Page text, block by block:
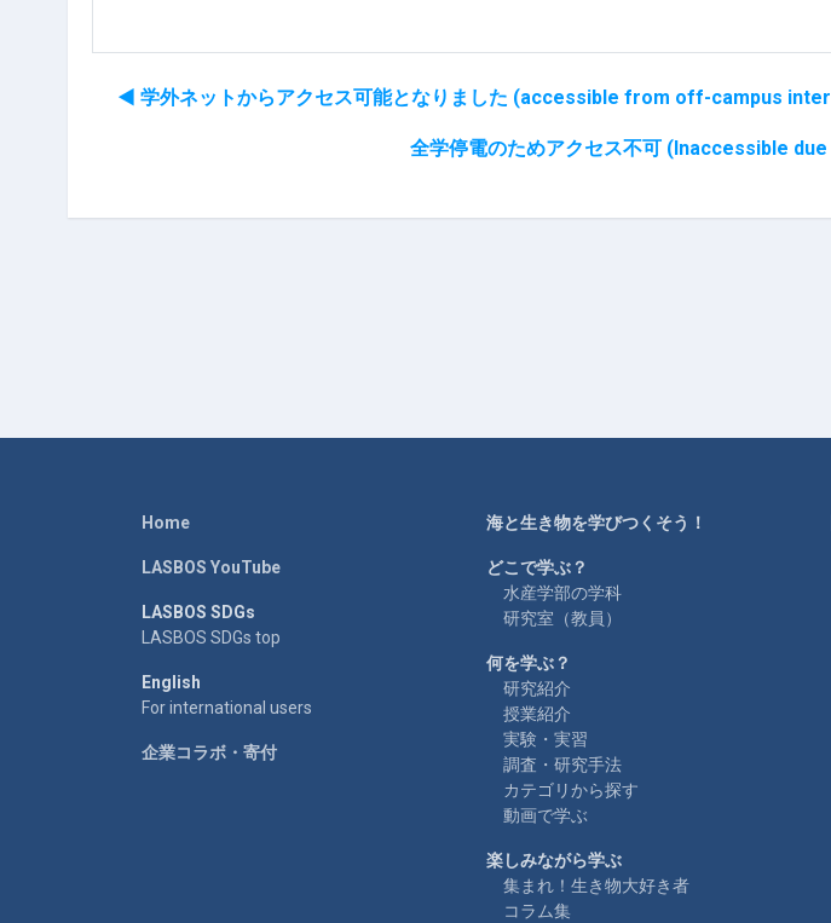
◀︎ 学外ネットからアクセス可能となりました (accessible from off-campus
全学停電のためアクセス不可 (Inaccessible
Home
LASBOS YouTube
LASBOS SDGs
LASBOS SDGs top
English
For international users
企業コラボ・寄付
海と生き物を学びつくそう！
どこで学ぶ？
水産学部の学科
研究室（教員）
何を学ぶ？
研究紹介
授業紹介
実験・実習
調査・研究手法
カテゴリから探す
動画で学ぶ
楽しみながら学ぶ
集まれ！生き物大好き者
コラム集